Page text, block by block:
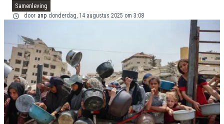
Samenleving
door anp donderdag, 14 augustus 2025 om 3:08